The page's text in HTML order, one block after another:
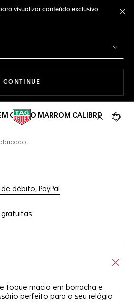
visualizar conteúdo exclusivo
CONTINUE
Conta My
Seu
COURO MARROM CALIBRE
débito, PayPal
gratuitas
toque macio em borracha e
perfeito para o seu relógio